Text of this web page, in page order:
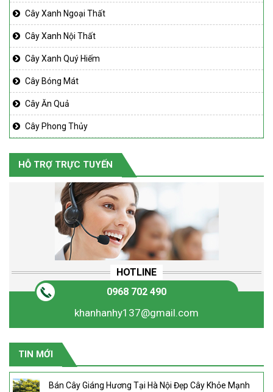
Cây Xanh Ngoại Thất
Cây Xanh Nội Thất
Cây Xanh Quý Hiếm
Cây Bóng Mát
Cây Ăn Quả
Cây Phong Thủy
HỖ TRỢ TRỰC TUYẾN
HOTLINE
0968 702 490
khanhanhy137@gmail.com
TIN MỚI
Bán Cây Giáng Hương Tại Hà Nội Đẹp Cây Khỏe Mạnh